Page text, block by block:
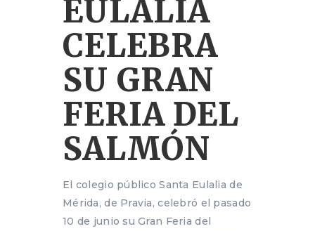
EULALIA
CELEBRA
SU GRAN
FERIA DEL
SALMÓN
El colegio público Santa Eulalia de
Mérida, de Pravia, celebró el pasado
10 de junio su Gran Feria del